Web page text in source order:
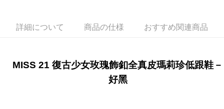
配送毎にNT$45
送料無料
詳細について 商品の仕様 おすすめ関連商品
MISS 21 復古少女玫瑰飾釦全真皮瑪莉珍低跟鞋－
好黑